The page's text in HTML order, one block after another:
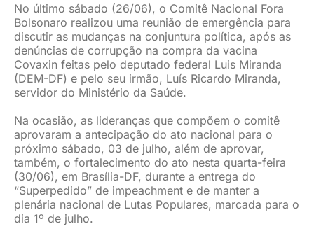
JURÍDICO
CLUBE
CONTATO
No último sábado (26/06), o Comitê Nacional Fora
Bolsonaro realizou uma reunião de emergência para
discutir as mudanças na conjuntura política, após as
denúncias de corrupção na compra da vacina
Covaxin feitas pelo deputado federal Luis Miranda
(DEM-DF) e pelo seu irmão, Luís Ricardo Miranda,
servidor do Ministério da Saúde.
Na ocasião, as lideranças que compõem o comitê
aprovaram a antecipação do ato nacional para o
próximo sábado, 03 de julho, além de aprovar,
também, o fortalecimento do ato nesta quarta-feira
(30/06), em Brasília-DF, durante a entrega do
“Superpedido” de impeachment e de manter a
plenária nacional de Lutas Populares, marcada para o
dia 1º de julho.